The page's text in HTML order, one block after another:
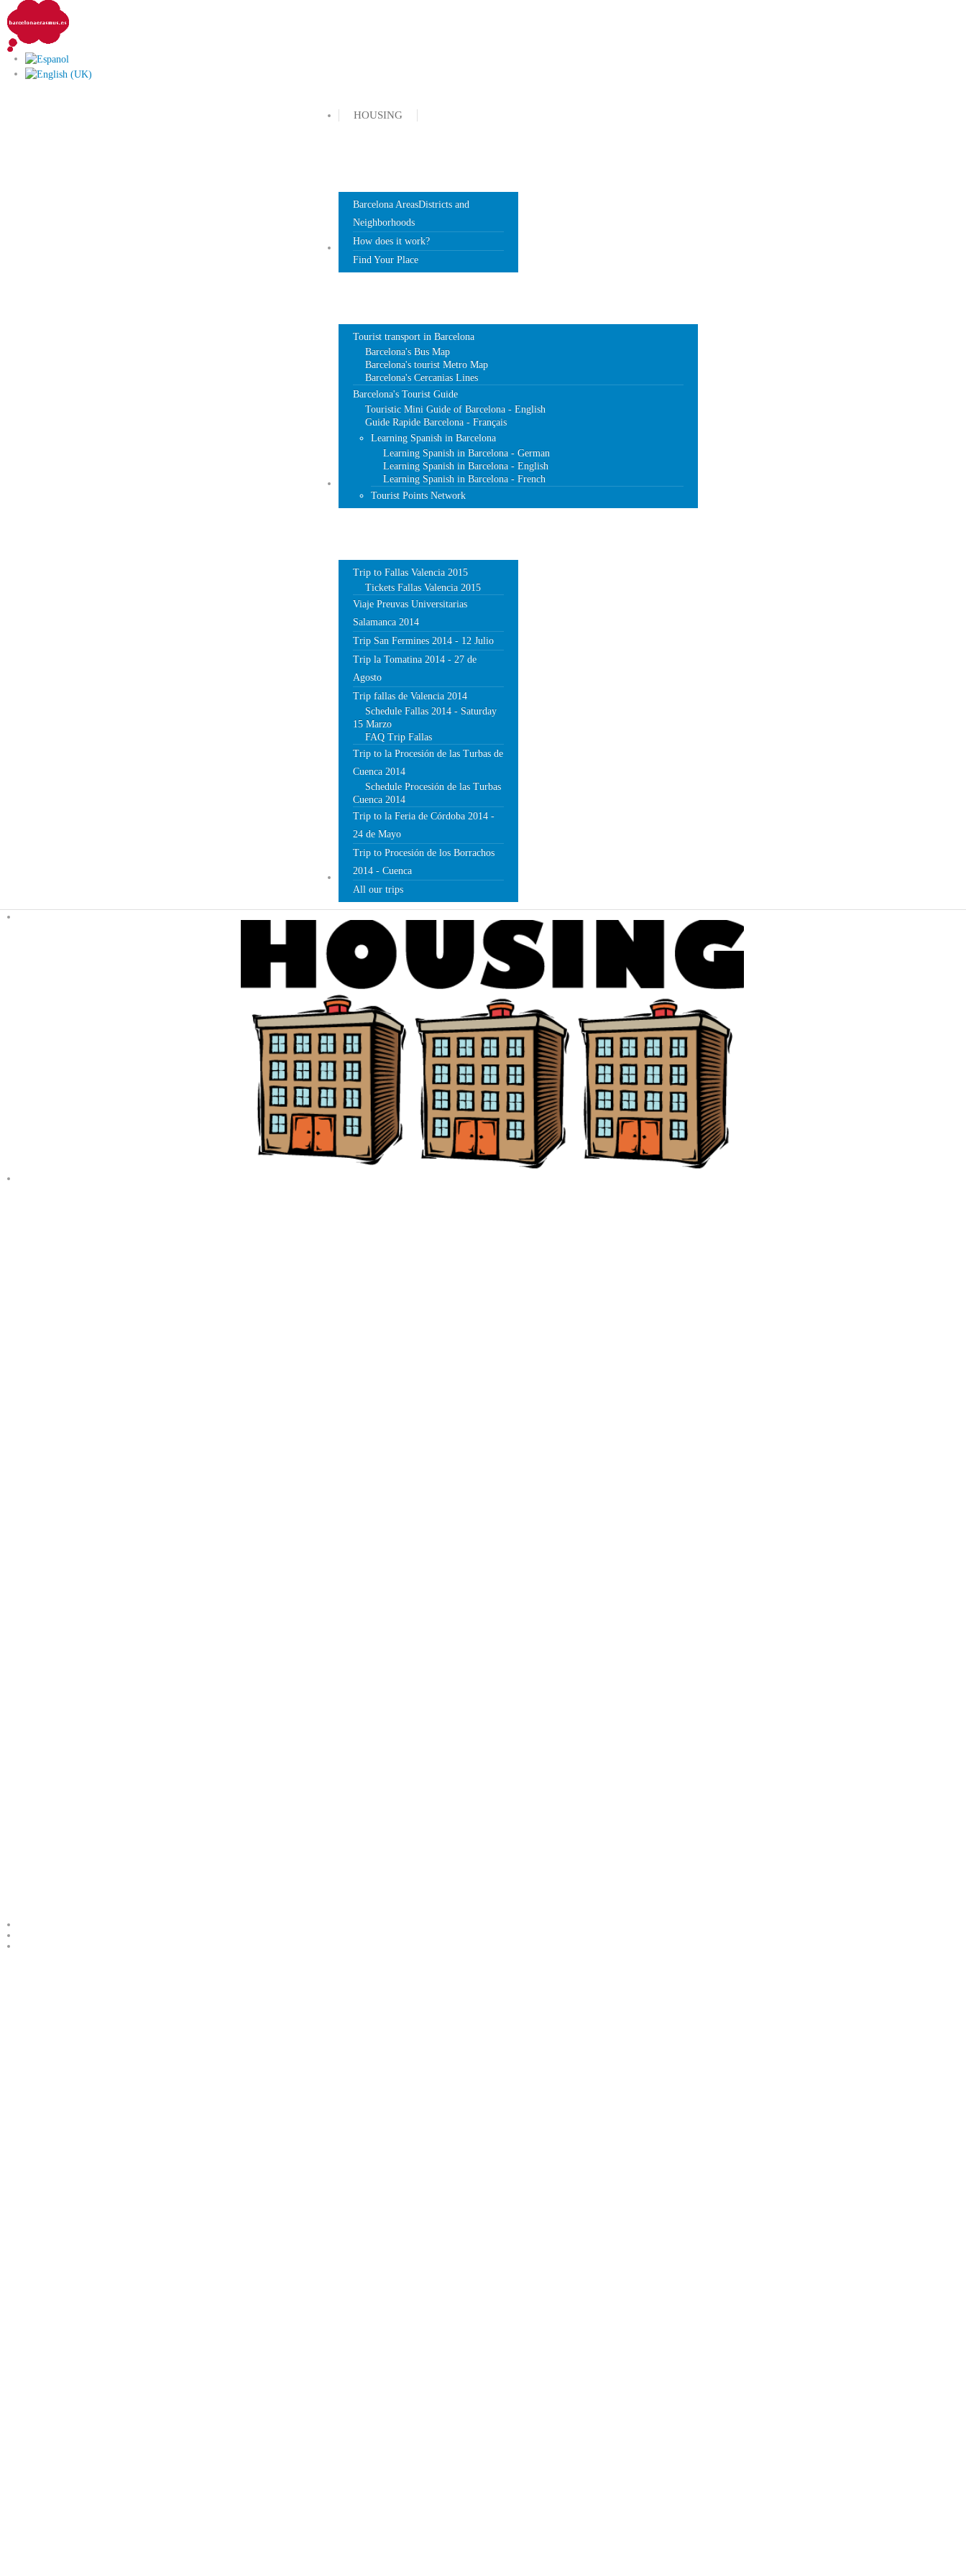
HOUSING
Barcelona AreasDistricts and
Neighborhoods
How does it work?
Find Your Place
DOCUMENTS
Tourist transport in Barcelona
Barcelona's Bus Map
Barcelona's tourist Metro Map
Barcelona's Cercanias Lines
Barcelona's Tourist Guide
Touristic Mini Guide of Barcelona - English
Guide Rapide Barcelona - Français
Learning Spanish in Barcelona
Learning Spanish in Barcelona - German
Learning Spanish in Barcelona - English
Learning Spanish in Barcelona - French
Tourist Points Network
Trip to Fallas Valencia 2015
Tickets Fallas Valencia 2015
Viaje Preuvas Universitarias
Salamanca 2014
Trip San Fermines 2014 - 12 Julio
Trip la Tomatina 2014 - 27 de
Agosto
Trip fallas de Valencia 2014
Schedule Fallas 2014 - Saturday
15 Marzo
FAQ Trip Fallas
Trip to la Procesión de las Turbas de
Cuenca 2014
Schedule Procesión de las Turbas
Cuenca 2014
Trip to la Feria de Córdoba 2014 -
24 de Mayo
Trip to Procesión de los Borrachos
2014 - Cuenca
All our trips
BLOG